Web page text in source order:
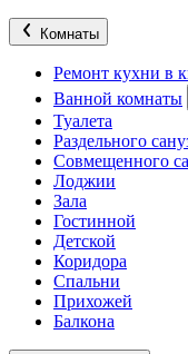
Комнаты
Ремонт кухни в
Ванной комнаты
Туалета
Раздельного
Совмещенного
Лоджии
Зала
Гостинной
Детской
Коридора
Спальни
Прихожей
Балкона